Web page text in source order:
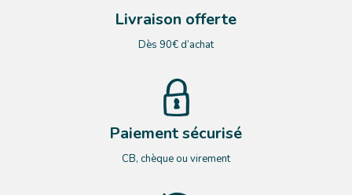
Livraison offerte
Dès 90€ d’achat
Paiement sécurisé
CB, chèque ou virement